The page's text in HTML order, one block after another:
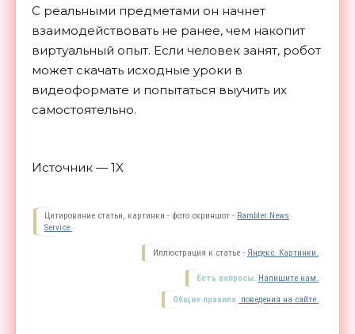
С реальными предметами он начнет
взаимодействовать не ранее, чем накопит
виртуальный опыт. Если человек занят, робот
может скачать исходные уроки в
видеоформате и попытаться выучить их
самостоятельно.
Источник — 1X
Цитирование статьи, картинки - фото скриншот - Rambler News
Service.
Иллюстрация к статье - Яндекс. Картинки.
Есть вопросы. Напишите нам.
Общие правила поведения на сайте.